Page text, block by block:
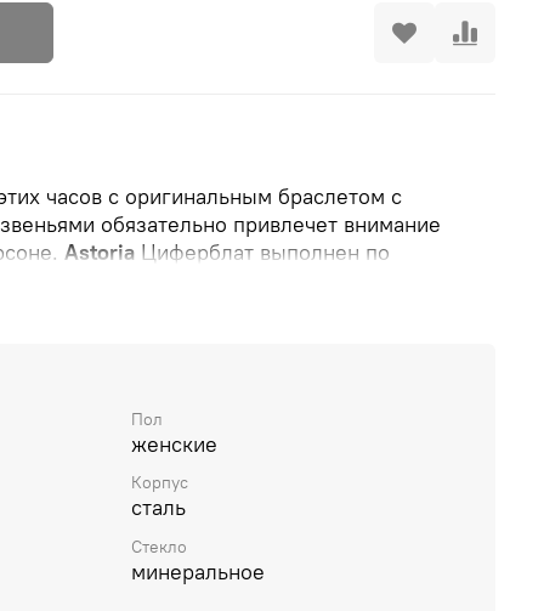
часов с оригинальным браслетом с
обязательно привлечет внимание
Astoria Циферблат выполнен по
Пол
женские
Корпус
сталь
Стекло
минеральное